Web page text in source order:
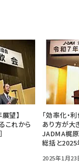
望】
これから
「効率化・
あり方が大
JADMA梶
総括と2025
2025年1月23